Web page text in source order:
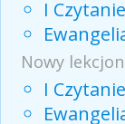
I Czytanie
Nowy
I Czytanie